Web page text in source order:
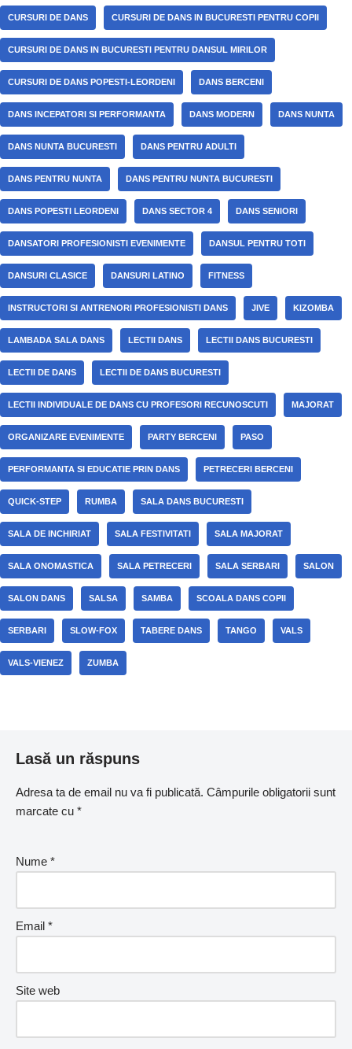
CURSURI DE DANS CURSURI DE DANS IN BUCURESTI PENTRU COPII
CURSURI DE DANS IN BUCURESTI PENTRU DANSUL MIRILOR
CURSURI DE DANS POPESTI-LEORDENI DANS BERCENI
DANS INCEPATORI SI PERFORMANTA DANS MODERN DANS NUNTA
DANS NUNTA BUCURESTI DANS PENTRU ADULTI
DANS PENTRU NUNTA DANS PENTRU NUNTA BUCURESTI
DANS POPESTI LEORDENI DANS SECTOR 4 DANS SENIORI
DANSATORI PROFESIONISTI EVENIMENTE DANSUL PENTRU TOTI
DANSURI CLASICE DANSURI LATINO FITNESS
INSTRUCTORI SI ANTRENORI PROFESIONISTI DANS JIVE KIZOMBA
LAMBADA SALA DANS LECTII DANS LECTII DANS BUCURESTI
LECTII DE DANS LECTII DE DANS BUCURESTI
LECTII INDIVIDUALE DE DANS CU PROFESORI RECUNOSCUTI MAJORAT
ORGANIZARE EVENIMENTE PARTY BERCENI PASO
PERFORMANTA SI EDUCATIE PRIN DANS PETRECERI BERCENI
QUICK-STEP RUMBA SALA DANS BUCURESTI
SALA DE INCHIRIAT SALA FESTIVITATI SALA MAJORAT
SALA ONOMASTICA SALA PETRECERI SALA SERBARI SALON
SALON DANS SALSA SAMBA SCOALA DANS COPII
SERBARI SLOW-FOX TABERE DANS TANGO VALS
VALS-VIENEZ ZUMBA
Lasă un răspuns
Adresa ta de email nu va fi publicată. Câmpurile obligatorii sunt
marcate cu *
Nume *
Email *
Site web